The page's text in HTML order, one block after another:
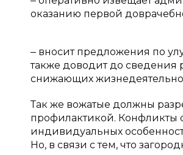
оказанию первой
‒ вносит предложения по
также доводит до сведения
снижающих
Так же вожатые должны
профилактикой. Конфликты
индивидуальных
Но, в связи с тем, что